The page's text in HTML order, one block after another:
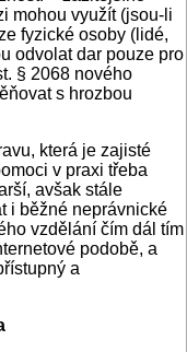
mohou využít (jsou-li
fyzické osoby (lidé,
odvolat dar pouze pro
§ 2068 nového
s hrozbou
která je zajisté
v praxi třeba
avšak stále
i běžné neprávnické
vzdělání čím dál tím
podobě, a
a